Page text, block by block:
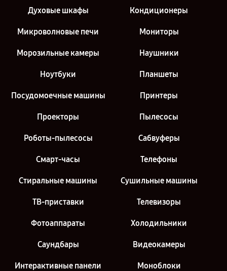
Духовые шкафы Кондиционеры
Микроволновые печи Мониторы
Морозильные камеры Наушники
Ноутбуки Планшеты
Посудомоечные машины Принтеры
Проекторы Пылесосы
Роботы-пылесосы Сабвуферы
Смарт-часы Телефоны
Стиральные машины Сушильные машины
ТВ-приставки Телевизоры
Фотоаппараты Холодильники
Саундбары Видеокамеры
Интерактивные панели Моноблоки